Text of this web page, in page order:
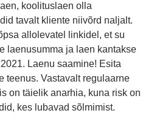
koolituslaen olla
tavalt kliente niivõrd naljalt.
allolevatel linkidel, et su
laenusumma ja laen kantakse
Laenu saamine! Esita
teenus. Vastavalt regulaarne
on täielik anarhia, kuna risk on
kes lubavad sõlmimist.